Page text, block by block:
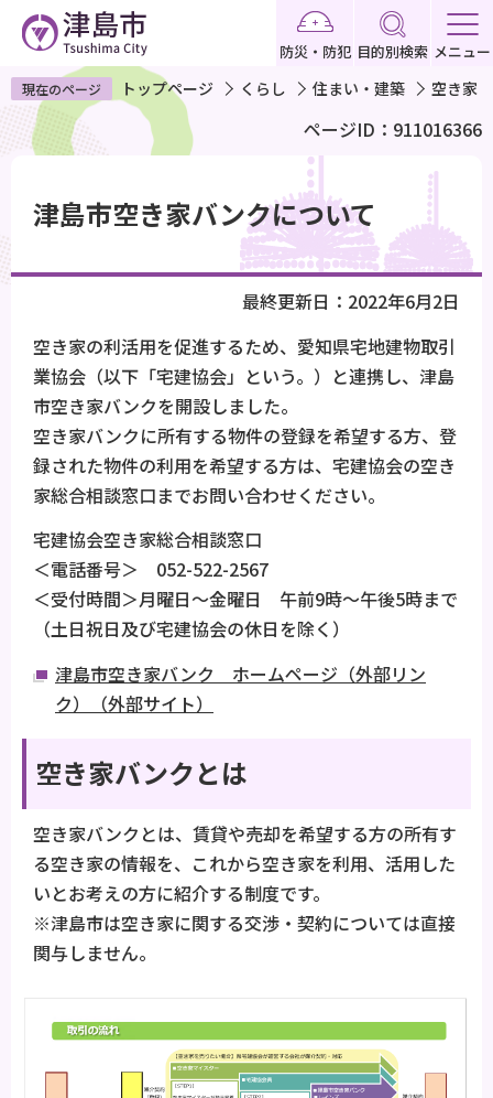
ペ
ー
ジ
で
す
防災・防犯 目的別検索 メニュー
現在のページ トップページ くらし 住まい・建築 空き家
ページID：911016366
津島市空き家バンクについて
最終更新日：2022年6月2日
空き家の利活用を促進するため、愛知県宅地建物取引
業協会（以下「宅建協会」という。）と連携し、津島
市空き家バンクを開設しました。
空き家バンクに所有する物件の登録を希望する方、登
録された物件の利用を希望する方は、宅建協会の空き
家総合相談窓口までお問い合わせください。
宅建協会空き家総合相談窓口
＜電話番号＞ 052-522-2567
＜受付時間＞月曜日～金曜日 午前9時～午後5時まで
（土日祝日及び宅建協会の休日を除く）
津島市空き家バンク ホームページ（外部リン
ク）（外部サイト）
空き家バンクとは
空き家バンクとは、賃貸や売却を希望する方の所有す
る空き家の情報を、これから空き家を利用、活用した
いとお考えの方に紹介する制度です。
※津島市は空き家に関する交渉・契約については直接
関与しません。